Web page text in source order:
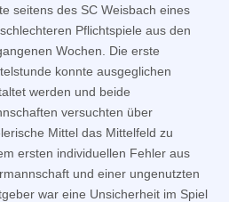
seitens des SC Weisbach eines
Pflichtspiele aus den
Wochen. Die erste
konnte ausgeglichen
werden und beide
versuchten über
Mittel das Mittelfeld zu
ersten individuellen Fehler aus
und einer ungenutzten
war eine Unsicherheit im Spiel